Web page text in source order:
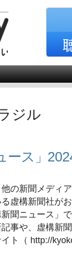
ジル
ース」
の新聞メディ
虚構新聞社が
聞ニュース」
事や、虚構新
ト（ http://